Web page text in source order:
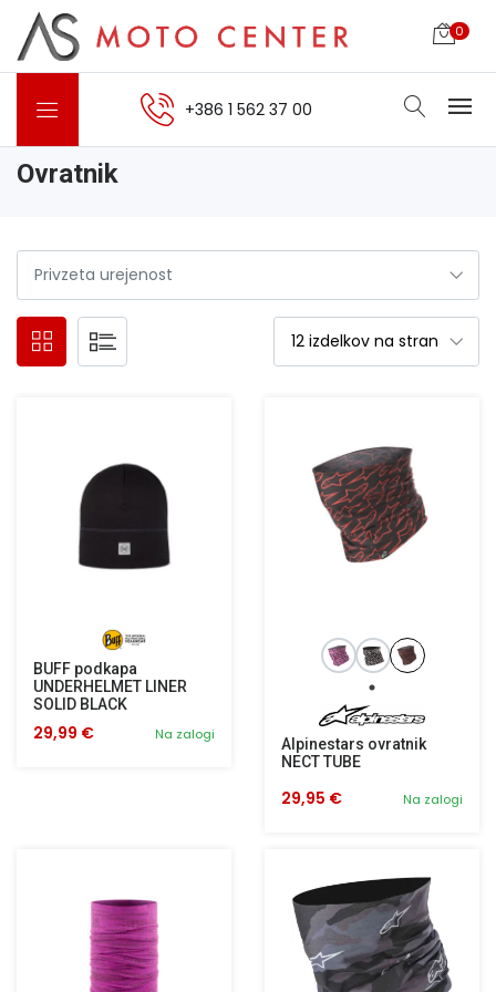
0
+386 1 562 37 00
Ovratnik
BUFF podkapa
UNDERHELMET LINER
SOLID BLACK
Na zalogi
29,99 €
Alpinestars ovratnik
NECT TUBE
Na zalogi
29,95 €